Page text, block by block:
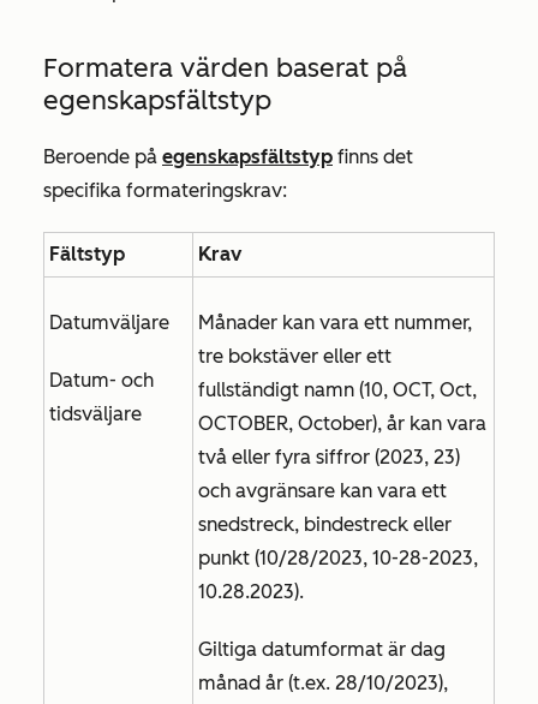
Formatera värden baserat på
egenskapsfältstyp
Beroende på egenskapsfältstyp finns det
specifika formateringskrav:
Fältstyp Krav
Datumväljare
Datum- och
tidsväljare
Månader kan vara ett nummer,
tre bokstäver eller ett
fullständigt namn (10, OCT, Oct,
OCTOBER, October), år kan vara
två eller fyra siffror (2023, 23)
och avgränsare kan vara ett
snedstreck, bindestreck eller
punkt (10/28/2023, 10-28-2023,
10.28.2023).
Giltiga datumformat är dag
månad år (t.ex. 28/10/2023),